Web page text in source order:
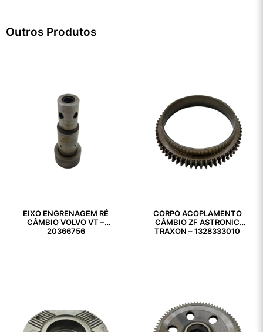
Outros Produtos
EIXO ENGRENAGEM RÉ
CÂMBIO VOLVO VT –
20366756
CORPO ACOPLAMENTO
CÂMBIO ZF ASTRONIC
TRAXON – 1328333010